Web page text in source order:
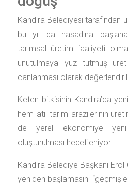
Kandıra Belediyesi tarafından
bu yıl da hasadına
tarımsal üretim faaliyeti
unutulmaya yüz tutmuş
canlanması olarak
Keten bitkisinin Kandıra’da
hem atıl tarım arazilerinin
de yerel ekonomiye
oluşturulması hedefleniyor.
Kandıra Belediye Başkanı
yeniden başlamasını